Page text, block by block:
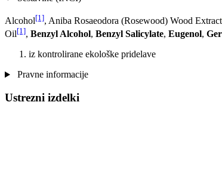
Alcohol[1], Aniba Rosaeodora (Rosewood) Wood Extract
Oil[1], Benzyl Alcohol, Benzyl Salicylate, Eugenol,
iz kontrolirane ekološke pridelave
Pravne informacije
Ustrezni izdelki